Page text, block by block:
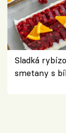
Sladká
smetany s